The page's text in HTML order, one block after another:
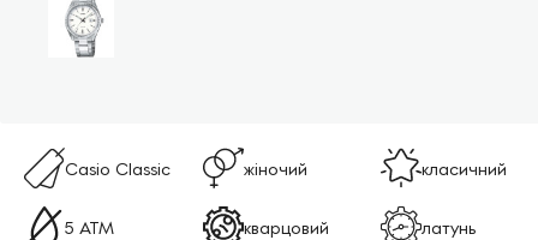
Casio Classic жіночий класичний
5 ATM кварцовий латунь